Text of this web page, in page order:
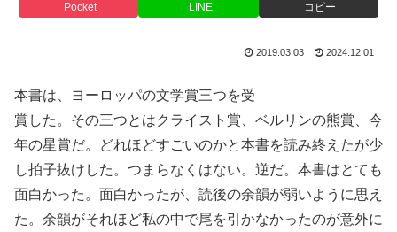
Pocket LINE コピー
2019.03.03 2024.12.01
本書は、ヨーロッパの文学賞三つを受
賞した。その三つとはクライスト賞、ベルリンの熊賞、今
年の星賞だ。どれほどすごいのかと本書を読み終えたが少
し拍子抜けした。つまらなくはない。逆だ。本書はとても
面白かった。面白かったが、読後の余韻が弱いように思え
た。余韻がそれほど私の中で尾を引かなかったのが意外に